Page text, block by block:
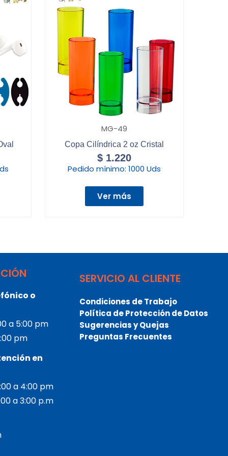
MG-49
Copa Cilíndrica 2 oz Cristal
$ 1.220
Pedido mínimo: 1000 Uds
Ver más
o
a 5:00 pm
pm
en
a 4:00 pm
a 3:00 p.m
SERVICIO AL CLIENTE
Condiciones de Trabajo
Política de Protección de Datos
Sugerencias y Quejas
Preguntas Frecuentes